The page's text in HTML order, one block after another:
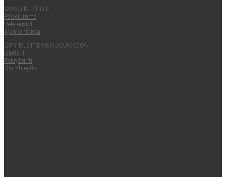
SAA­VU ISLETILLE
Pal­ve­lum­me
Refe­rens­sit
Ajan­koh­tais­ta
LII­TY ISLET­TE­RIEN JOUKKOON
Islet­te­rit
Rek­ry­toin­ti
Ota Yhteyt­tä